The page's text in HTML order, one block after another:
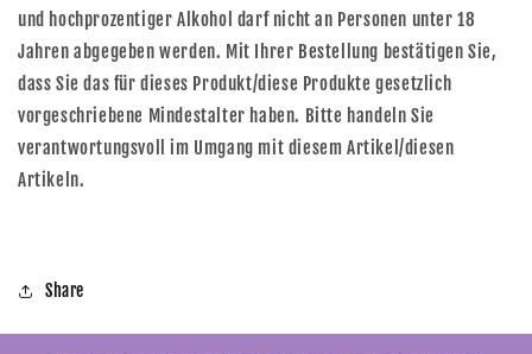
und hochprozentiger Alkohol darf nicht an Personen unter 18
Jahren abgegeben werden. Mit Ihrer Bestellung bestätigen Sie,
dass Sie das für dieses Produkt/diese Produkte gesetzlich
vorgeschriebene Mindestalter haben. Bitte handeln Sie
verantwortungsvoll im Umgang mit diesem Artikel/diesen
Artikeln.
Share